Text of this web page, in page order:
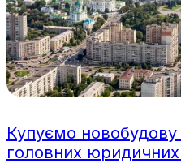
Купуємо новобудову
головних